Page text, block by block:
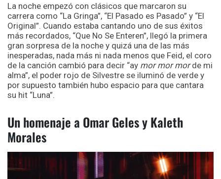
La noche empezó con clásicos que marcaron su
carrera como “La Gringa”, “El Pasado es Pasado” y “El
Original”. Cuando estaba cantando uno de sus éxitos
más recordados, “Que No Se Enteren”, llegó la primera
gran sorpresa de la noche y quizá una de las más
inesperadas, nada más ni nada menos que Feid, el coro
de la canción cambió para decir “ay mor mor morde mi
alma”, el poder rojo de Silvestre se iluminó de verde y
por supuesto también hubo espacio para que cantara
su hit “Luna”.
Un homenaje a Omar Geles y Kaleth
Morales